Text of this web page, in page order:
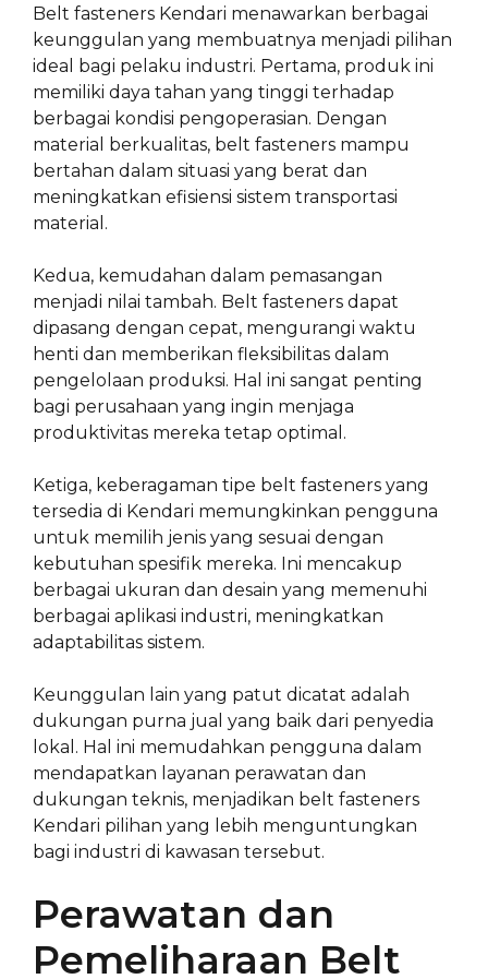
Belt fasteners Kendari menawarkan berbagai
keunggulan yang membuatnya menjadi pilihan
ideal bagi pelaku industri. Pertama, produk ini
memiliki daya tahan yang tinggi terhadap
berbagai kondisi pengoperasian. Dengan
material berkualitas, belt fasteners mampu
bertahan dalam situasi yang berat dan
meningkatkan efisiensi sistem transportasi
material.
Kedua, kemudahan dalam pemasangan
menjadi nilai tambah. Belt fasteners dapat
dipasang dengan cepat, mengurangi waktu
henti dan memberikan fleksibilitas dalam
pengelolaan produksi. Hal ini sangat penting
bagi perusahaan yang ingin menjaga
produktivitas mereka tetap optimal.
Ketiga, keberagaman tipe belt fasteners yang
tersedia di Kendari memungkinkan pengguna
untuk memilih jenis yang sesuai dengan
kebutuhan spesifik mereka. Ini mencakup
berbagai ukuran dan desain yang memenuhi
berbagai aplikasi industri, meningkatkan
adaptabilitas sistem.
Keunggulan lain yang patut dicatat adalah
dukungan purna jual yang baik dari penyedia
lokal. Hal ini memudahkan pengguna dalam
mendapatkan layanan perawatan dan
dukungan teknis, menjadikan belt fasteners
Kendari pilihan yang lebih menguntungkan
bagi industri di kawasan tersebut.
Perawatan dan
Pemeliharaan Belt